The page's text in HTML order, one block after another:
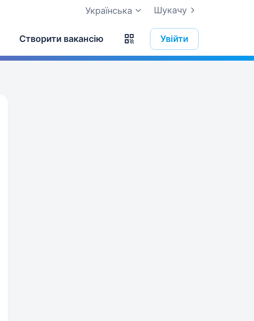
Шукачу
Українська
Створити вакансію Увійти